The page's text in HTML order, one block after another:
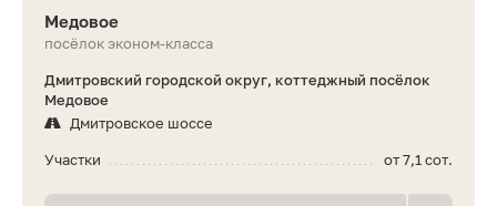
Медовое
посёлок эконом-класса
Дмитровский городской округ, коттеджный посёлок
Медовое
Дмитровское шоссе
от 7,1 сот.
Участки